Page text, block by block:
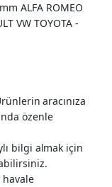
ALFA ROMEO
VW TOYOTA -
aracınıza
özenle
bilgi almak için